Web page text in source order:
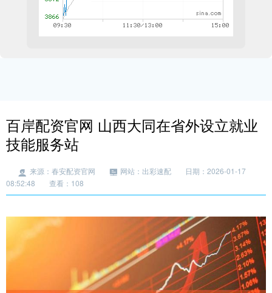
百岸配资官网 山西大同在省外设立就业
技能服务站
来源：春安配资官网 网站：出彩速配
日期：2026-01-17
08:52:48
查看：108